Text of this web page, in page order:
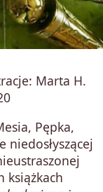
Marta H.
Pępka,
niedosłyszącej
książkach